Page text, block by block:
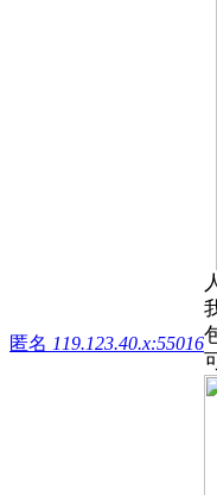
匿名 119.123.40.x:55016